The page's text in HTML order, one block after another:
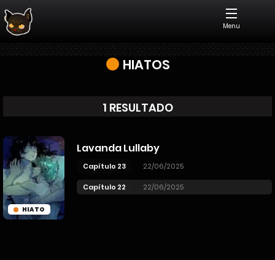
Menu
HIATOS
1 RESULTADO
HIATO
Lavanda Lullaby
Capítulo 23 22/06/2025
Capítulo 22 22/06/2025